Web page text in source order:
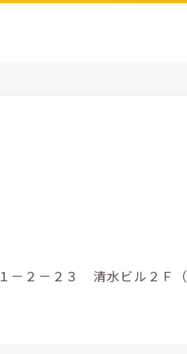
豊岡１－２－２３ 清水ビル２Ｆ（